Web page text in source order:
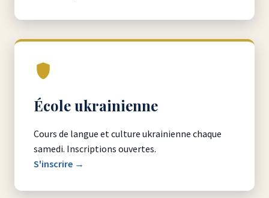
École ukrainienne
Cours de langue et culture ukrainienne chaque
samedi. Inscriptions ouvertes.
S'inscrire →